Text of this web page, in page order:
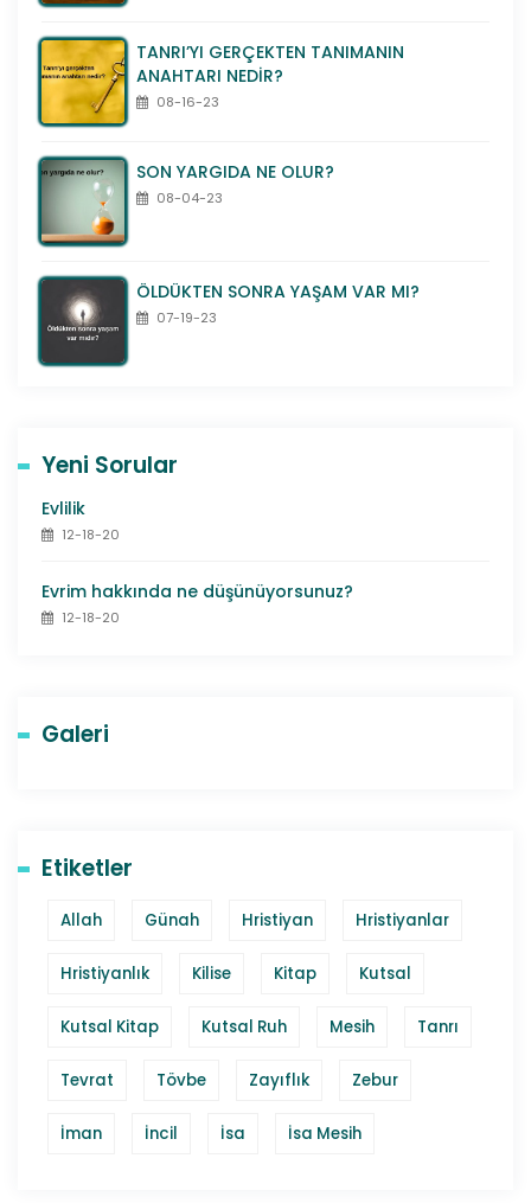
TANRI’YI GERÇEKTEN TANIMANIN
ANAHTARI NEDİR?
08-16-23
SON YARGIDA NE OLUR?
08-04-23
ÖLDÜKTEN SONRA YAŞAM VAR MI?
07-19-23
Yeni Sorular
Evlilik
12-18-20
Evrim hakkında ne düşünüyorsunuz?
12-18-20
Galeri
Etiketler
Allah Günah Hristiyan Hristiyanlar
Hristiyanlık Kilise Kitap Kutsal
Kutsal Kitap Kutsal Ruh Mesih Tanrı
Tevrat Tövbe Zayıflık Zebur
İman İncil İsa İsa Mesih